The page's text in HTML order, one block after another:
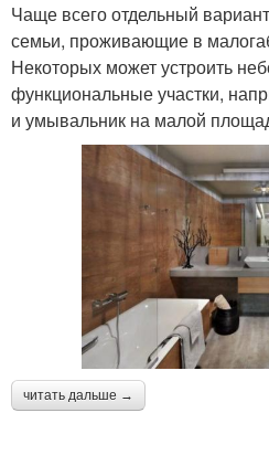
Чаще всего отдельный
семьи, проживающие в
Некоторых может устроить
функциональные участки,
и умывальник на малой
читать дальше →